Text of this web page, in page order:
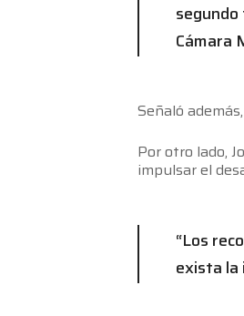
Cámara
Señaló
Por otro lado,
impulsar el
“Los
exista la